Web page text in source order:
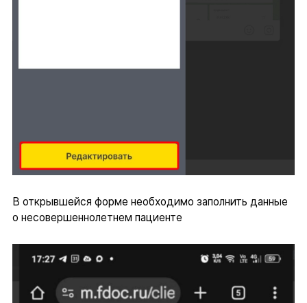
В открывшейся форме необходимо заполнить данные
о несовершеннолетнем пациенте